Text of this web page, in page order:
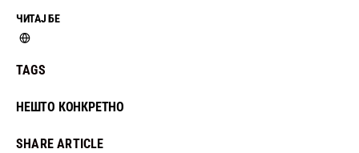
ЧИТАЈ БЕ
TAGS
НЕШТО КОНКРЕТНО
SHARE ARTICLE